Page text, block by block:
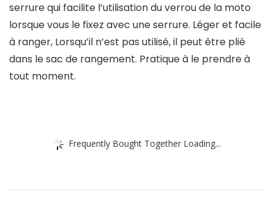
serrure qui facilite l’utilisation du verrou de la moto
lorsque vous le fixez avec une serrure. Léger et facile
à ranger, Lorsqu’il n’est pas utilisé, il peut être plié
dans le sac de rangement. Pratique à le prendre à
tout moment.
Frequently Bought Together Loading...